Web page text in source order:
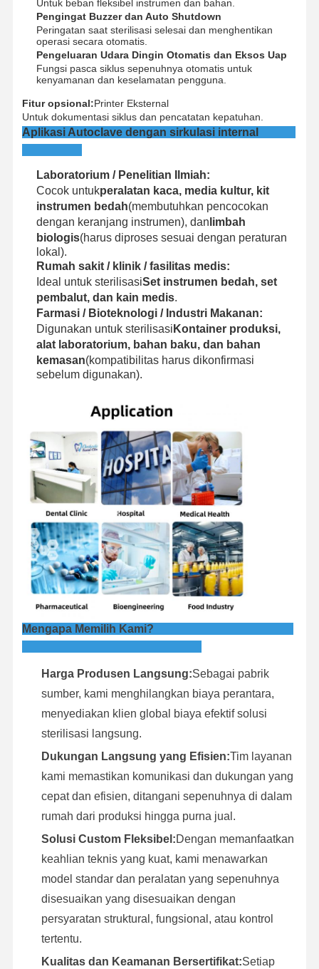
Untuk beban fleksibel instrumen dan bahan.
Pengingat Buzzer dan Auto Shutdown
Peringatan saat sterilisasi selesai dan menghentikan
operasi secara otomatis.
Pengeluaran Udara Dingin Otomatis dan Eksos Uap
Fungsi pasca siklus sepenuhnya otomatis untuk
kenyamanan dan keselamatan pengguna.
Fitur opsional:Printer Eksternal
Untuk dokumentasi siklus dan pencatatan kepatuhan.
Aplikasi Autoclave dengan sirkulasi internal
Laboratorium / Penelitian Ilmiah:
Cocok untukperalatan kaca, media kultur, kit
instrumen bedah(membutuhkan pencocokan
dengan keranjang instrumen), dan limbah
biologis(harus diproses sesuai dengan peraturan
lokal).
Rumah sakit / klinik / fasilitas medis:
Ideal untuk sterilisasiSet instrumen bedah, set
pembalut, dan kain medis.
Farmasi / Bioteknologi / Industri Makanan:
Digunakan untuk sterilisasi Kontainer produksi,
alat laboratorium, bahan baku, dan bahan
kemasan(kompatibilitas harus dikonfirmasi
sebelum digunakan).
Mengapa Memilih Kami?
Harga Produsen Langsung:Sebagai pabrik
sumber, kami menghilangkan biaya perantara,
menyediakan klien global biaya efektif solusi
sterilisasi langsung.
Dukungan Langsung yang Efisien:Tim layanan
kami memastikan komunikasi dan dukungan yang
cepat dan efisien, ditangani sepenuhnya di dalam
rumah dari produksi hingga purna jual.
Solusi Custom Fleksibel:Dengan memanfaatkan
keahlian teknis yang kuat, kami menawarkan
model standar dan peralatan yang sepenuhnya
disesuaikan yang disesuaikan dengan
persyaratan struktural, fungsional, atau kontrol
tertentu.
Kualitas dan Keamanan Bersertifikat:Setiap